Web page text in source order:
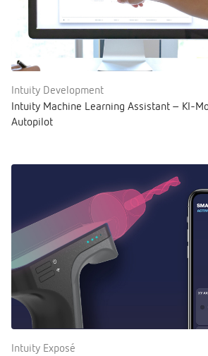
Intuity Development
Intuity Machine Learning Assistant – KI-
Autopilot
Intuity Exposé